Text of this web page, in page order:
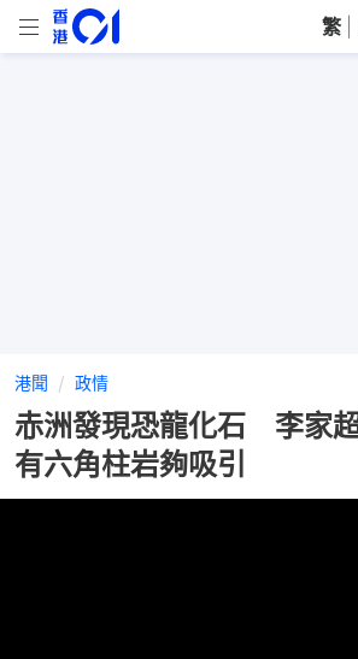
繁
港聞 政情
赤洲發現恐龍化石 李家
有六角柱岩夠吸引